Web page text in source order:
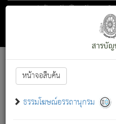
ตอน 1 ว่าด้วย สัตว์โลกกับจตุราริ
สารบั
หน้าจอสืบค้น
ธรรมโฆษณ์อรรถานุกรม
Font :15 ]||
สัตว์โลกนี้ เกิดความเดือดร้อ